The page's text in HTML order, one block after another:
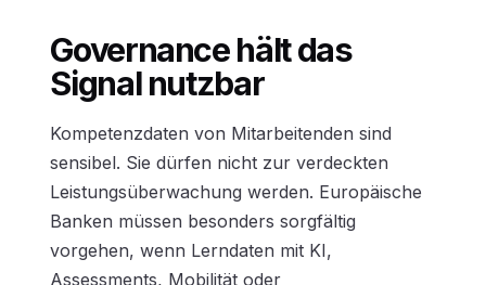
Governance hält das
Signal nutzbar
Kompetenzdaten von Mitarbeitenden sind
sensibel. Sie dürfen nicht zur verdeckten
Leistungsüberwachung werden. Europäische
Banken müssen besonders sorgfältig
vorgehen, wenn Lerndaten mit KI,
Assessments, Mobilität oder